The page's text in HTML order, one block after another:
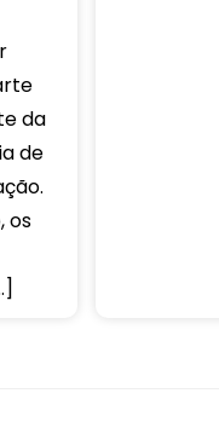
da
de
os